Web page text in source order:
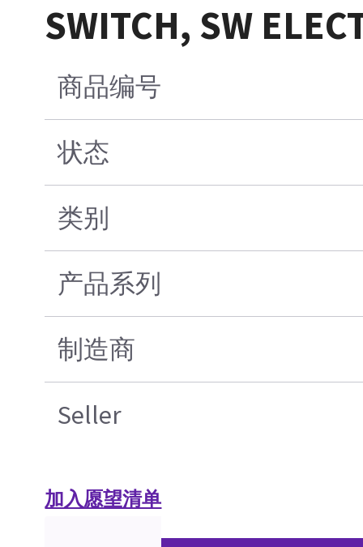
SWITCH, SW
商品编号
状态
类别
产品系列
制造商
Seller
加入愿望清单